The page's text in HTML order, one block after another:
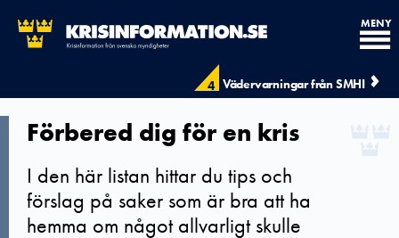
4 Vädervarningar från SMHI
MENY
Förbered dig för en kris
I den här listan hittar du tips och
förslag på saker som är bra att ha
hemma om något allvarligt skulle